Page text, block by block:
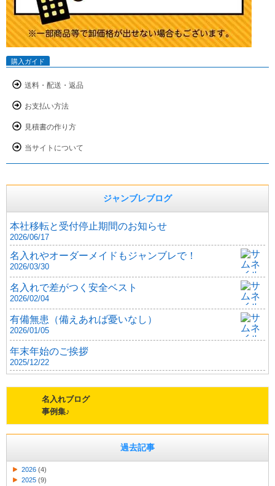
購入ガイド
送料・配送・返品
お支払い方法
見積書の作り方
当サイトについて
ジャンブレブログ
本社移転と受付停止期間のお知らせ
2026/06/17
名入れやオーダーメイドもジャンブレで！
2026/03/30
名入れで差がつく安全ベスト
2026/02/04
有備無患（備えあれば憂いなし）
2026/01/05
年末年始のご挨拶
2025/12/22
名入れブログ
事例集♪
過去記事
2026 (4)
2025 (9)